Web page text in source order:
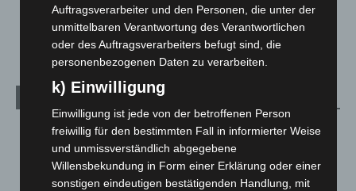
Veranstaltungen
1.889
1.272
August 2026 (15)
Juli 2026 (73)
Juni 2026(139)
Auftragsverarbeiter und den Personen, die unter der
unmittelbaren Verantwortung des Verantwortlichen
oder des Auftragsverarbeiters befugt sind, die
personenbezogenen Daten zu verarbeiten.
k) Einwilligung
Einwilligung ist jede von der betroffenen Person
freiwillig für den bestimmten Fall in informierter Weise
und unmissverständlich abgegebene
Willensbekundung in Form einer Erklärung oder einer
sonstigen eindeutigen bestätigenden Handlung, mit